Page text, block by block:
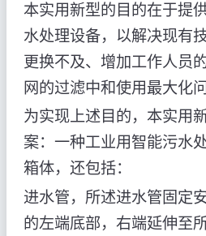
本实用新型的目的在于提
水处理设备，以解决现有
更换不及、增加工作人员
网的过滤中和使用最大化问
为实现上述目的，本实用
案：一种工业用智能污水
箱体，还包括：
进水管，所述进水管固定
的左端底部，右端延伸至